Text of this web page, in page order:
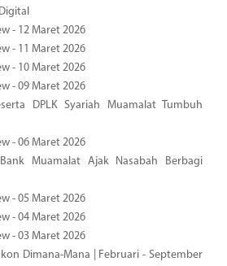
- 12 Maret 2026
- 11 Maret 2026
- 10 Maret 2026
- 09 Maret 2026
DPLK Syariah Muamalat Tumbuh
- 06 Maret 2026
Muamalat Ajak Nasabah Berbagi
- 05 Maret 2026
- 04 Maret 2026
- 03 Maret 2026
Dimana-Mana | Februari - September